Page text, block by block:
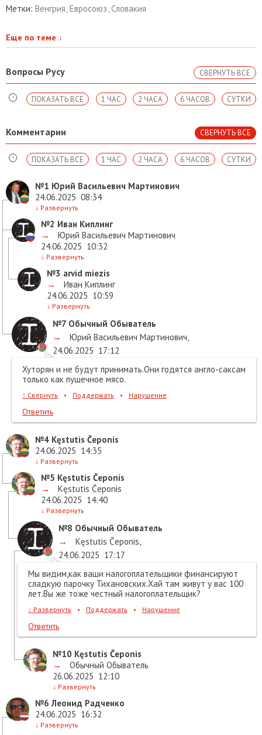
Метки: Венгрия,Евросоюз,Словакия
Еще по теме ↓
Вопросы Русу СВЕРНУТЬ ВСЕ
СУТКИ
6 ЧАСОВ
2 ЧАСА
1 ЧАС
ПОКАЗАТЬ ВСЕ
Комментарии СВЕРНУТЬ ВСЕ
СУТКИ
6 ЧАСОВ
2 ЧАСА
1 ЧАС
ПОКАЗАТЬ ВСЕ
№1 Юрий Васильевич Мартинович
24.06.2025 08:34
↓ Развернуть
№2 Иван Киплинг
→
Юрий Васильевич Мартинович
24.06.2025 10:32
↓ Развернуть
№3 arvid miezis
→
Иван Киплинг
24.06.2025 10:59
↓ Развернуть
№7 Обычный Обыватель
→
Юрий Васильевич Мартинович,
24.06.2025 17:12
Хуторян и не будут принимать.Они годятся англо-саксам
только как пушечное мясо.
↑ Свернуть • Поддержать • Нарушение
Ответить
№4 Kęstutis Čeponis
24.06.2025 14:35
↓ Развернуть
№5 Kęstutis Čeponis
→
Kęstutis Čeponis
24.06.2025 14:40
↓ Развернуть
№8 Обычный Обыватель
→
Kęstutis Čeponis,
24.06.2025 17:17
Мы видим,как ваши налогоплательщики финансируют
сладкую парочку Тихановских.Хай там живут у вас 100
лет.Вы же тоже честный налогоплательщик?
↓ Развернуть • Поддержать • Нарушение
Ответить
№10 Kęstutis Čeponis
→
Обычный Обыватель
26.06.2025 12:10
↓ Развернуть
№6 Леонид Радченко
24.06.2025 16:32
↓ Развернуть